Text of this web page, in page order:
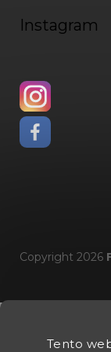
Tento
Instagram
Copyright 2026